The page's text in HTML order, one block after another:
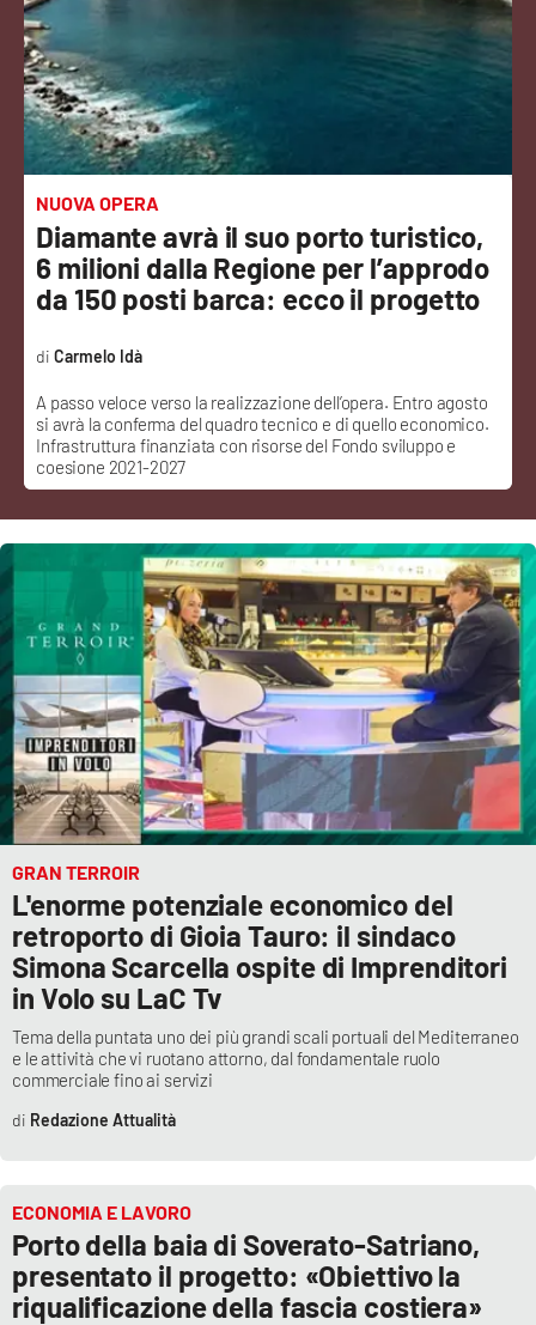
Sanità
Sport
Cultura
Podcast
Meteo
Editoriali
VIDEO
Ambiente
Cronaca
Cultura
Economia e Lavoro
Politica
Sanità
Società
RUBRICHE
Good Morning Vietnam
Imprese Di Calabria
Le perfidie di Antonella Grippo
NUOVA OPERA
Diamante avrà il suo porto turistico,
6 milioni dalla Regione per l’approdo
da 150 posti barca: ecco il progetto
A passo veloce verso la realizzazione dell’opera. Entro agosto
si avrà la conferma del quadro tecnico e di quello economico.
Infrastruttura finanziata con risorse del Fondo sviluppo e
coesione 2021-2027
Carmelo Idà
GRAN TERROIR
L'enorme potenziale economico del
retroporto di Gioia Tauro: il sindaco
Simona Scarcella ospite di Imprenditori
in Volo su LaC Tv
Tema della puntata uno dei più grandi scali portuali del Mediterraneo
e le attività che vi ruotano attorno, dal fondamentale ruolo
commerciale fino ai servizi
Redazione Attualità
ECONOMIA E LAVORO
Porto della baia di Soverato-Satriano,
presentato il progetto: «Obiettivo la
riqualificazione della fascia costiera»